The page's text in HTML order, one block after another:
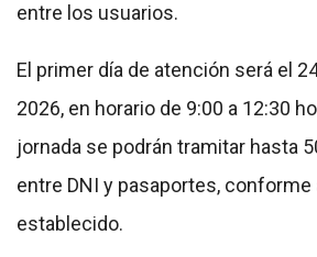
entre los usuarios.
El primer día de atención será el
2026, en horario de 9:00 a 12:30
jornada se podrán tramitar hasta
entre DNI y pasaportes,
establecido.